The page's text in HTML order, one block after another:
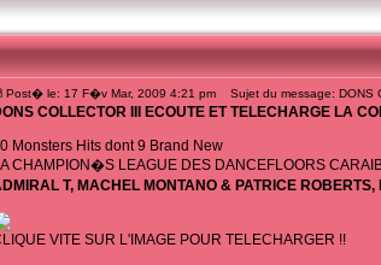
Post� le: 17 F�v Mar, 2009 4:21 pm Sujet du message: DONS
COLLECTOR III ECOUTE ET TELECHARGE LA
Monsters Hits dont 9 Brand New
CHAMPION�S LEAGUE DES DANCEFLOORS
T, MACHEL MONTANO & PATRICE
VITE SUR L'IMAGE POUR TELECHARGER !!